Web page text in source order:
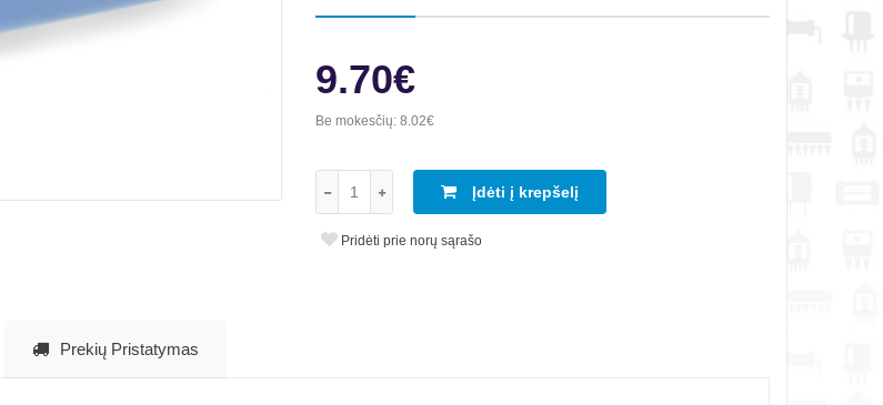
9.70€
Be mokesčių:8.02€
Įdėti į krepšelį
Pridėti prie norų sąrašo
Prekių Pristatymas